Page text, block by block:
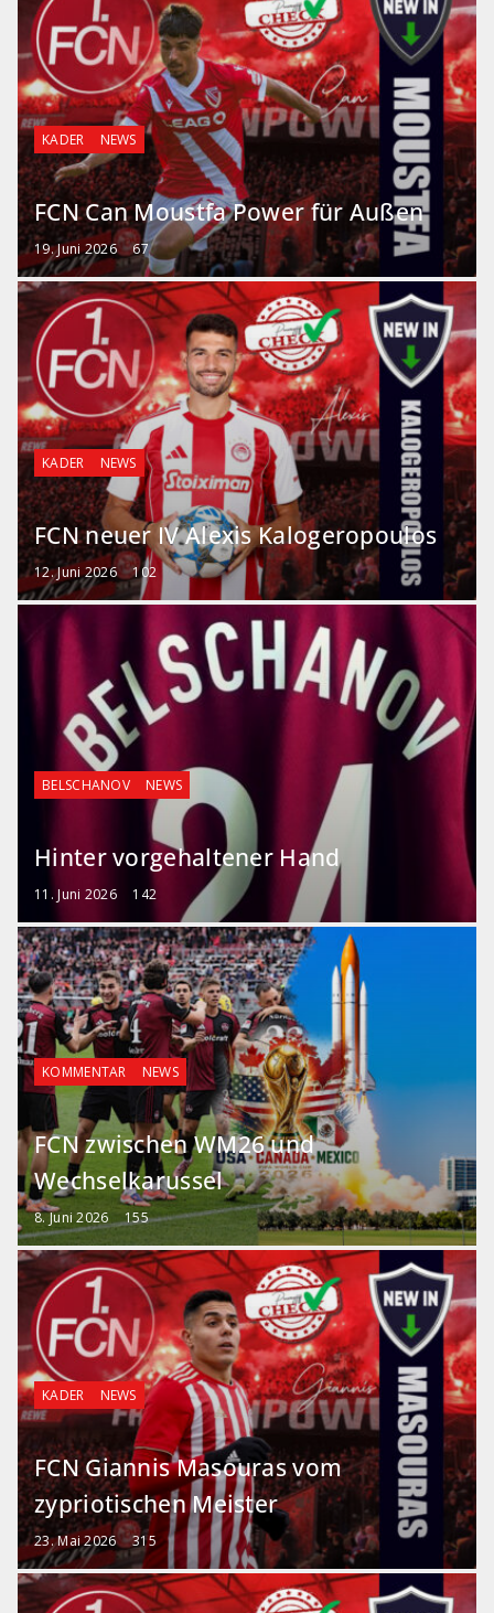
KADER NEWS
FCN Can Moustfa Power für Außen
19. Juni 2026 67
KADER NEWS
FCN neuer IV Alexis Kalogeropoulos
12. Juni 2026 102
BELSCHANOV NEWS
Hinter vorgehaltener Hand
11. Juni 2026 142
KOMMENTAR NEWS
FCN zwischen WM26 und
Wechselkarussel
8. Juni 2026 155
KADER NEWS
FCN Giannis Masouras vom
zypriotischen Meister
23. Mai 2026 315